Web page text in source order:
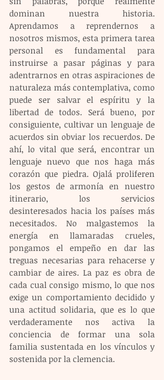
dominan nuestra historia.
Aprendamos a reprendernos a
nosotros mismos, esta primera tarea
personal es fundamental para
instruirse a pasar páginas y para
adentrarnos en otras aspiraciones de
naturaleza más contemplativa, como
puede ser salvar el espíritu y la
libertad de todos. Será bueno, por
consiguiente, cultivar un lenguaje de
acuerdos sin obviar los recuerdos. De
ahí, lo vital que será, encontrar un
lenguaje nuevo que nos haga más
corazón que piedra. Ojalá proliferen
los gestos de armonía en nuestro
itinerario, los servicios
desinteresados hacia los países más
necesitados. No malgastemos la
energía en llamaradas crueles,
pongamos el empeño en dar las
treguas necesarias para rehacerse y
cambiar de aires. La paz es obra de
cada cual consigo mismo, lo que nos
exige un comportamiento decidido y
una actitud solidaria, que es lo que
verdaderamente nos activa la
conciencia de formar una sola
familia sustentada en los vínculos y
sostenida por la clemencia.